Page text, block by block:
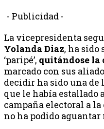
- Publicidad -
La vicepresidenta
Yolanda Diaz, ha sido
‘paripé’, quitándose la
marcado con sus
decidir ha sido una de
que le había estallado
campaña electoral a
no ha podido aguantar